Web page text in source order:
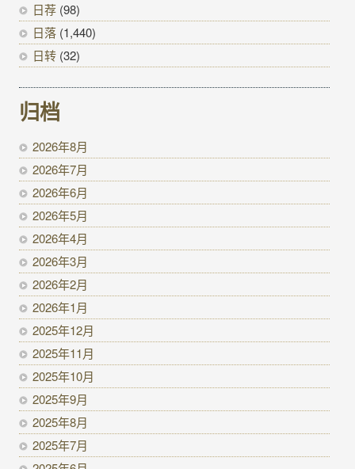
日荐 (98)
日落 (1,440)
日转 (32)
归档
2026年8月
2026年7月
2026年6月
2026年5月
2026年4月
2026年3月
2026年2月
2026年1月
2025年12月
2025年11月
2025年10月
2025年9月
2025年8月
2025年7月